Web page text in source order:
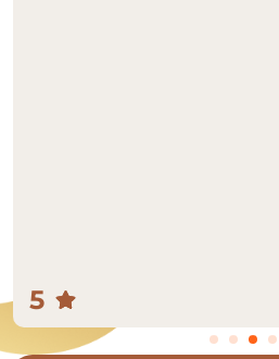
5